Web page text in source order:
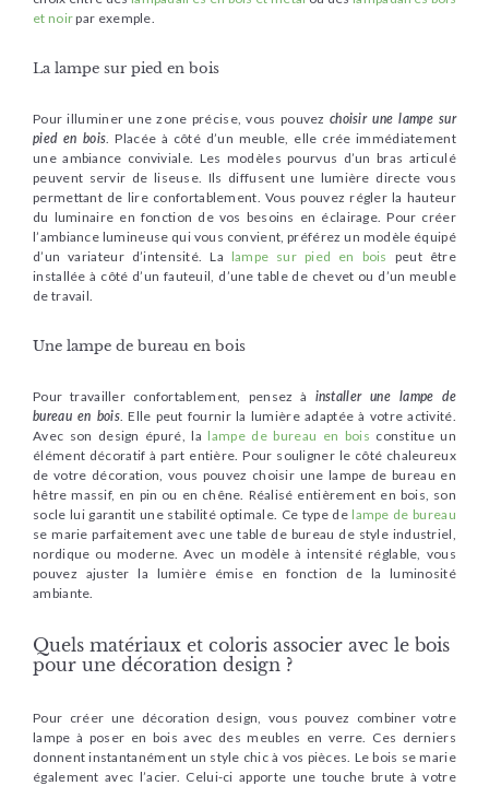
et noirpar exemple.
La lampe sur pied en bois
Pour illuminer une zone précise, vous pouvez choisir une lampe sur
pied en bois. Placée à côté d’un meuble, elle crée immédiatement
une ambiance conviviale. Les modèles pourvus d’un bras articulé
peuvent servir de liseuse. Ils diffusent une lumière directe vous
permettant de lire confortablement. Vous pouvez régler la hauteur
du luminaire en fonction de vos besoins en éclairage. Pour créer
l’ambiance lumineuse qui vous convient, préférez un modèle équipé
d’un variateur d’intensité. La lampe sur pied en bois peut être
installée à côté d’un fauteuil, d’une table de chevet ou d’un meuble
de travail.
Une lampe de bureau en bois
Pour travailler confortablement, pensez à installer une lampe de
bureau en bois. Elle peut fournir la lumière adaptée à votre activité.
Avec son design épuré, la lampe de bureau en bois constitue un
élément décoratif à part entière. Pour souligner le côté chaleureux
de votre décoration, vous pouvez choisir une lampe de bureau en
hêtre massif, en pin ou en chêne. Réalisé entièrement en bois, son
socle lui garantit une stabilité optimale. Ce type de lampe de bureau
se marie parfaitement avec une table de bureau de style industriel,
nordique ou moderne. Avec un modèle à intensité réglable, vous
pouvez ajuster la lumière émise en fonction de la luminosité
ambiante.
Quels matériaux et coloris associer avec le bois
pour une décoration design ?
Pour créer une décoration design, vous pouvez combiner votre
lampe à poser en bois avec des meubles en verre. Ces derniers
donnent instantanément un style chic à vos pièces. Le bois se marie
également avec l’acier. Celui-ci apporte une touche brute à votre